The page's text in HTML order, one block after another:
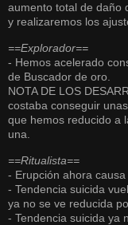
aumento total de daño
y realizaremos los
==Explorador==
- Hemos acelerado
de Buscador de oro.
NOTA DE LOS
costaba conseguir
que hemos reducido a
una.
==Ritualista==
- Erupción ahora causa
- Tendencia suicida
ya no se ve reducida
- Tendencia suicida ya